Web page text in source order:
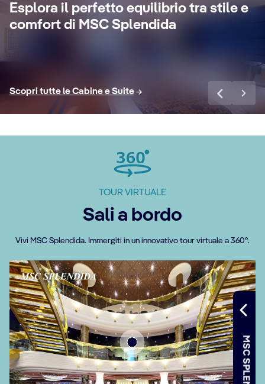
Esplora il perfetto equilibrio tra stile e
comfort di MSC Splendida
extra premium, pacchetti Internet e un
sacco di altri vantaggi.
Scopri tutte le Cabine e Suite
TOUR VIRTUALE
Sali a bordo
Vivi MSC Splendida. Immergiti in un innovativo tour virtuale a 360°.